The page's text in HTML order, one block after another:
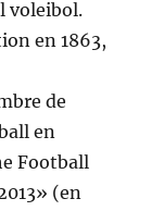
voleibol.
en 1863,
de
en
Football
(en